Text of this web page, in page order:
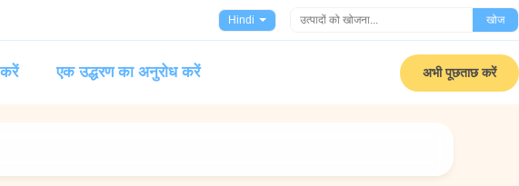
Hindi खोज
एक उद्धरण का अनुरोध करें अभी पूछताछ करें